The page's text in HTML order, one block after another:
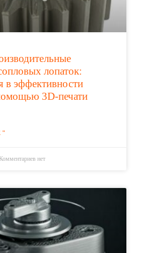
лопаток:
в эффективности
3D-печати
"
Комментариев нет